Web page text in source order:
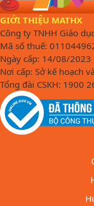
GIỚI THIỆU MATHX
Công ty TNHH Giáo
Mã số thuế:
Ngày cấp: 14/08/2023
Nơi cấp: Sở kế hoạch
Tổng đài CSKH: 1900